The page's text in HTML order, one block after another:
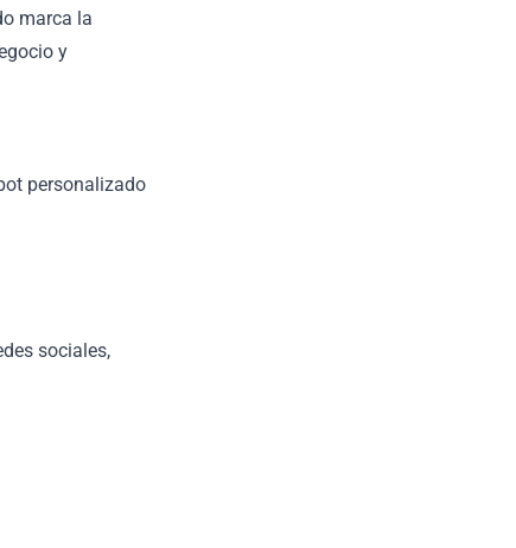
marca la
y
personalizado
sociales,